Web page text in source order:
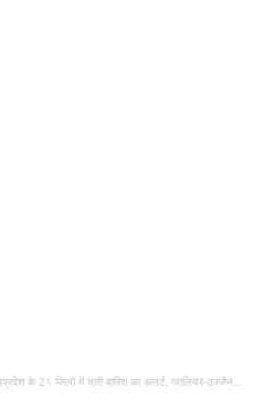
के 21 जिलों में भारी बारिश का अलर्ट, ग्वालियर-उज्जैन...